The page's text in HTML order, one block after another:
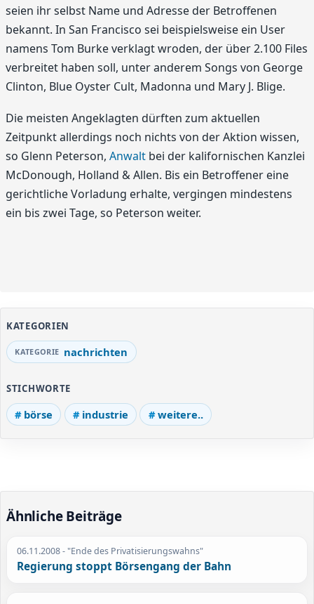
seien ihr selbst Name und Adresse der Betroffenen
bekannt. In San Francisco sei beispielsweise ein User
namens Tom Burke verklagt wroden, der über 2.100 Files
verbreitet haben soll, unter anderem Songs von George
Clinton, Blue Oyster Cult, Madonna und Mary J. Blige.
Die meisten Angeklagten dürften zum aktuellen
Zeitpunkt allerdings noch nichts von der Aktion wissen,
so Glenn Peterson, Anwalt bei der kalifornischen Kanzlei
McDonough, Holland & Allen. Bis ein Betroffener eine
gerichtliche Vorladung erhalte, vergingen mindestens
ein bis zwei Tage, so Peterson weiter.
KATEGORIEN
nachrichten
STICHWORTE
börse industrie weitere..
Ähnliche Beiträge
06.11.2008- "Ende des Privatisierungswahns"
Regierung stoppt Börsengang der Bahn